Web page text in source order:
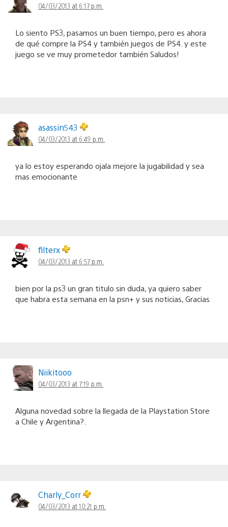
04/03/2013 at 6:17 p.m.
Lo siento PS3, pasamos un buen tiempo, pero es ahora
de qué compre la PS4 y también juegos de PS4. y este
juego se ve muy prometedor también Saludos!
asassin543
04/03/2013 at 6:49 p.m.
ya lo estoy esperando ojala mejore la jugabilidad y sea
mas emocionante
filterx
04/03/2013 at 6:57 p.m.
bien por la ps3 un gran titulo sin duda, ya quiero saber
que habra esta semana en la psn+ y sus noticias, Gracias
Niikitooo
04/03/2013 at 7:19 p.m.
Alguna novedad sobre la llegada de la Playstation Store
a Chile y Argentina?.
Charly_Corr
04/03/2013 at 10:21 p.m.